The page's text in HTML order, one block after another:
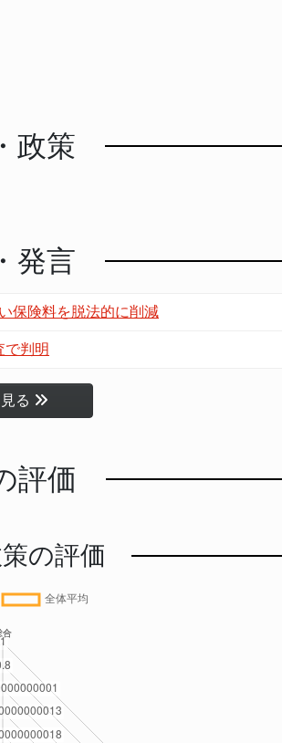
政策
発言
保険料を脱法的に削減
で判明
る
評価
の評価